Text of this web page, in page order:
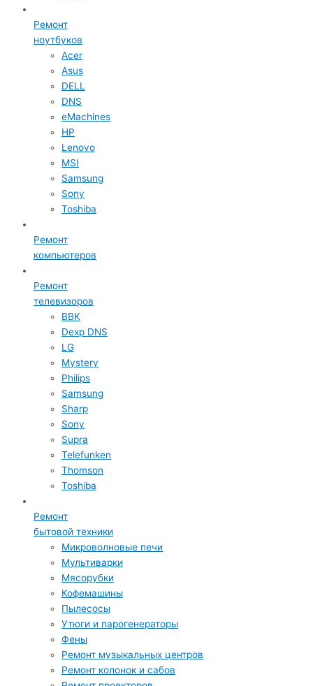
Ремонт
ноутбуков
Acer
Asus
DELL
DNS
eMachines
HP
Lenovo
MSI
Samsung
Sony
Toshiba
Ремонт
компьютеров
Ремонт
телевизоров
BBK
Dexp DNS
LG
Mystery
Philips
Samsung
Sharp
Sony
Supra
Telefunken
Thomson
Toshiba
Ремонт
бытовой техники
Микроволновые печи
Мультиварки
Мясорубки
Кофемашины
Пылесосы
Утюги и парогенераторы
Фены
Ремонт музыкальных центров
Ремонт колонок и сабов